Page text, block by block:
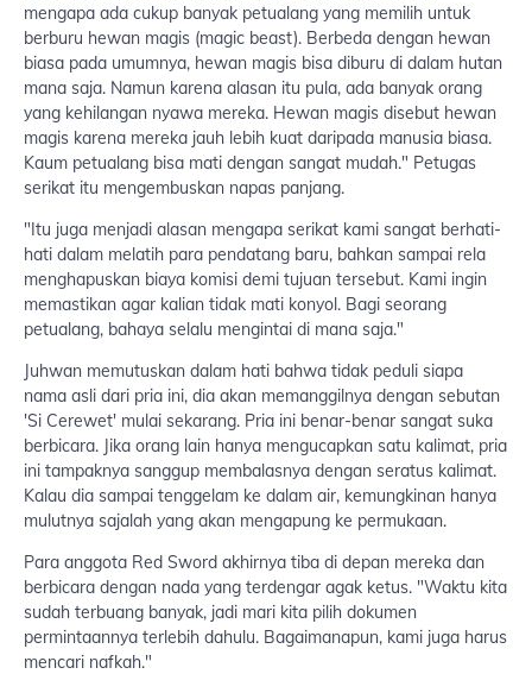
mengapa ada cukup banyak petualang yang memilih untuk
berburu hewan magis (magic beast). Berbeda dengan hewan
biasa pada umumnya, hewan magis bisa diburu di dalam hutan
mana saja. Namun karena alasan itu pula, ada banyak orang
yang kehilangan nyawa mereka. Hewan magis disebut hewan
magis karena mereka jauh lebih kuat daripada manusia biasa.
Kaum petualang bisa mati dengan sangat mudah." Petugas
serikat itu mengembuskan napas panjang.
"Itu juga menjadi alasan mengapa serikat kami sangat berhati-
hati dalam melatih para pendatang baru, bahkan sampai rela
menghapuskan biaya komisi demi tujuan tersebut. Kami ingin
memastikan agar kalian tidak mati konyol. Bagi seorang
petualang, bahaya selalu mengintai di mana saja."
Juhwan memutuskan dalam hati bahwa tidak peduli siapa
nama asli dari pria ini, dia akan memanggilnya dengan sebutan
'Si Cerewet' mulai sekarang. Pria ini benar-benar sangat suka
berbicara. Jika orang lain hanya mengucapkan satu kalimat, pria
ini tampaknya sanggup membalasnya dengan seratus kalimat.
Kalau dia sampai tenggelam ke dalam air, kemungkinan hanya
mulutnya sajalah yang akan mengapung ke permukaan.
Para anggota Red Sword akhirnya tiba di depan mereka dan
berbicara dengan nada yang terdengar agak ketus. "Waktu kita
sudah terbuang banyak, jadi mari kita pilih dokumen
permintaannya terlebih dahulu. Bagaimanapun, kami juga harus
mencari nafkah."